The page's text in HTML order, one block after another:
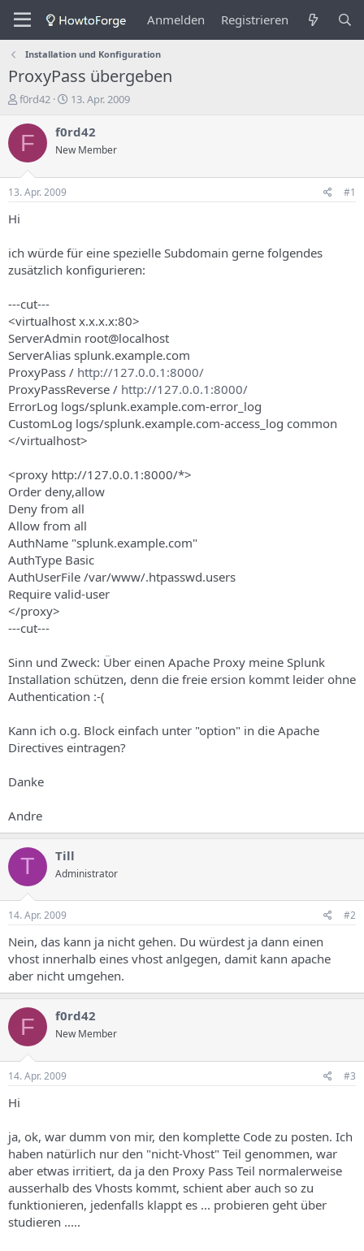
Anmelden Registrieren
Installation und Konfiguration
ProxyPass übergeben
E
s
e
e
r
s
T
e
m
s
f0rd42
E
s
e
d
a
m
13. Apr. 2009
F f0rd42
New Member
13. Apr. 2009 #1
Hi
ich würde für eine spezielle Subdomain gerne folgendes
zusätzlich konfigurieren:
---cut---
<virtualhost x.x.x.x:80>
ServerAdmin root@localhost
ServerAlias splunk.example.com
ProxyPass / http://127.0.0.1:8000/
ProxyPassReverse / http://127.0.0.1:8000/
ErrorLog logs/splunk.example.com-error_log
CustomLog logs/splunk.example.com-access_log common
</virtualhost>
<proxy http://127.0.0.1:8000/*>
Order deny,allow
Deny from all
Allow from all
AuthName "splunk.example.com"
AuthType Basic
AuthUserFile /var/www/.htpasswd.users
Require valid-user
</proxy>
---cut---
Sinn und Zweck: Über einen Apache Proxy meine Splunk
Installation schützen, denn die freie ersion kommt leider ohne
Authentication :-(
Kann ich o.g. Block einfach unter "option" in die Apache
Directives eintragen?
Danke
Andre
T Till
Administrator
14. Apr. 2009 #2
Nein, das kann ja nicht gehen. Du würdest ja dann einen
vhost innerhalb eines vhost anlgegen, damit kann apache
aber nicht umgehen.
F f0rd42
New Member
14. Apr. 2009 #3
Hi
ja, ok, war dumm von mir, den komplette Code zu posten. Ich
haben natürlich nur den "nicht-Vhost" Teil genommen, war
aber etwas irritiert, da ja den Proxy Pass Teil normalerweise
ausserhalb des Vhosts kommt, schient aber auch so zu
funktionieren, jedenfalls klappt es ... probieren geht über
studieren .....